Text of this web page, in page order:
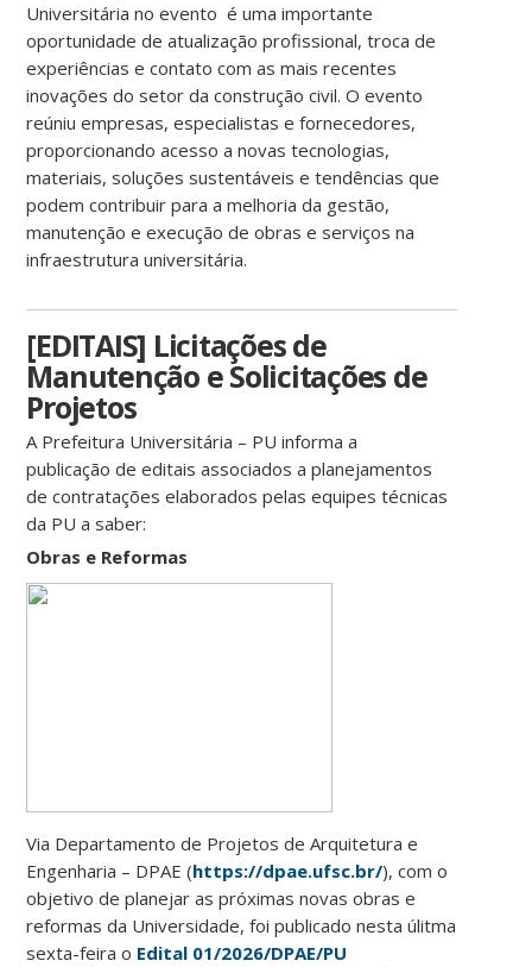
Universitária no evento é uma importante
oportunidade de atualização profissional, troca de
experiências e contato com as mais recentes
inovações do setor da construção civil. O evento
reúniu empresas, especialistas e fornecedores,
proporcionando acesso a novas tecnologias,
materiais, soluções sustentáveis e tendências que
podem contribuir para a melhoria da gestão,
manutenção e execução de obras e serviços na
infraestrutura universitária.
[EDITAIS] Licitações de
Manutenção e Solicitações de
Projetos
A Prefeitura Universitária – PU informa a
publicação de editais associados a planejamentos
de contratações elaborados pelas equipes técnicas
da PU a saber:
Obras e Reformas
Via Departamento de Projetos de Arquitetura e
Engenharia – DPAE (https://dpae.ufsc.br/), com o
objetivo de planejar as próximas novas obras e
reformas da Universidade, foi publicado nesta úlitma
sexta-feira o Edital 01/2026/DPAE/PU